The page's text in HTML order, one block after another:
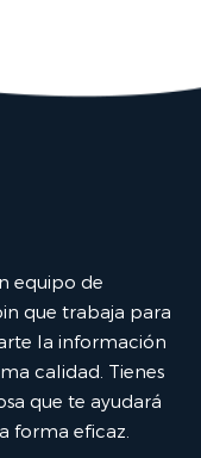
equipo de
que trabaja para
la información
calidad. Tienes
que te ayudará
forma eficaz.